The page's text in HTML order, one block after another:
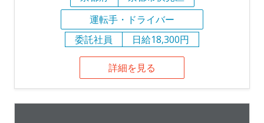
運転手・ドライバー
委託社員
日給18,300円
詳細を見る